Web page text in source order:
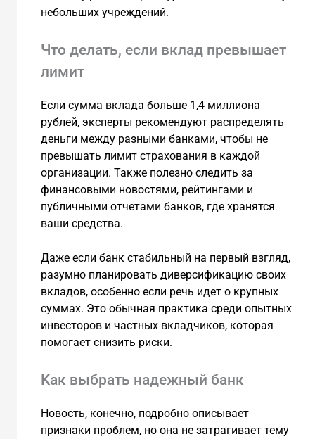
небольших учреждений.
Что делать, если вклад превышает
лимит
Если сумма вклада больше 1,4 миллиона
рублей, эксперты рекомендуют распределять
деньги между разными банками, чтобы не
превышать лимит страхования в каждой
организации. Также полезно следить за
финансовыми новостями, рейтингами и
публичными отчетами банков, где хранятся
ваши средства.
Даже если банк стабильный на первый взгляд,
разумно планировать диверсификацию своих
вкладов, особенно если речь идет о крупных
суммах. Это обычная практика среди опытных
инвесторов и частных вкладчиков, которая
помогает снизить риски.
Kак выбрать надежный банк
Новость, конечно, подробно описывает
признаки проблем, но она не затрагивает тему